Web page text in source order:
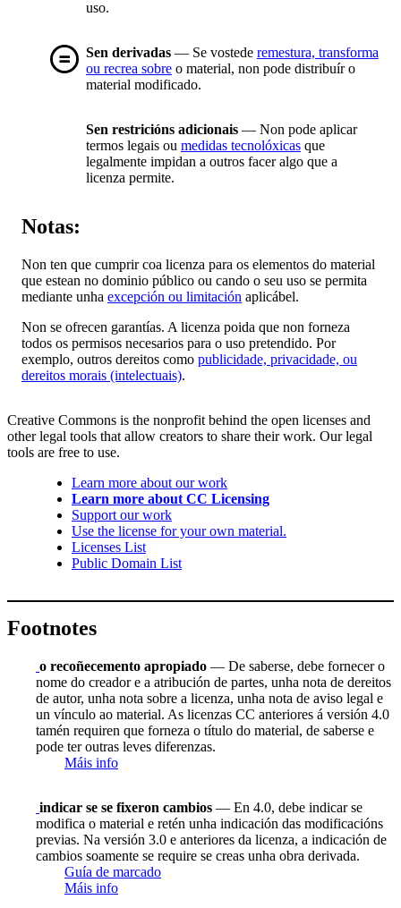
uso.
Sen derivadas — Se vostede remestura, transforma
ou recrea sobre o material, non pode distribuír o
material modificado.
Sen restricións adicionais — Non pode aplicar
termos legais ou medidas tecnolóxicas que
legalmente impidan a outros facer algo que a
licenza permite.
Notas:
Non ten que cumprir coa licenza para os elementos do material
que estean no dominio público ou cando o seu uso se permita
mediante unha excepción ou limitación aplicábel.
Non se ofrecen garantías. A licenza poida que non forneza
todos os permisos necesarios para o uso pretendido. Por
exemplo, outros dereitos como publicidade, privacidade, ou
dereitos morais (intelectuais).
Creative Commons is the nonprofit behind the open licenses and
other legal tools that allow creators to share their work. Our legal
tools are free to use.
Learn more about our work
Learn more about CC Licensing
Support our work
Use the license for your own material.
Licenses List
Public Domain List
Footnotes
o recoñecemento apropiado — De saberse, debe fornecer o
nome do creador e a atribución de partes, unha nota de dereitos
de autor, unha nota sobre a licenza, unha nota de aviso legal e
un vínculo ao material. As licenzas CC anteriores á versión 4.0
tamén requiren que forneza o título do material, de saberse e
pode ter outras leves diferenzas.
Máis info
indicar se se fixeron cambios — En 4.0, debe indicar se
modifica o material e retén unha indicación das modificacións
previas. Na versión 3.0 e anteriores da licenza, a indicación de
cambios soamente se require se creas unha obra derivada.
Guía de marcado
Máis info